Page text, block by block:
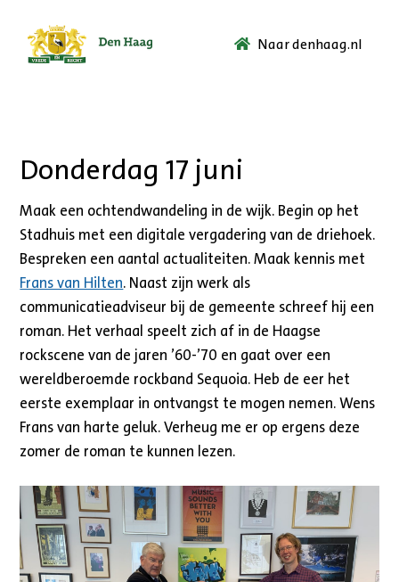
Ga
Naar denhaag.nl
Donderdag 17 juni
Maak een ochtendwandeling in de wijk. Begin op het
Stadhuis met een digitale vergadering van de driehoek.
Bespreken een aantal actualiteiten. Maak kennis met
Frans van Hilten. Naast zijn werk als
communicatieadviseur bij de gemeente schreef hij een
roman. Het verhaal speelt zich af in de Haagse
rockscene van de jaren ’60-’70 en gaat over een
wereldberoemde rockband Sequoia. Heb de eer het
eerste exemplaar in ontvangst te mogen nemen. Wens
Frans van harte geluk. Verheug me er op ergens deze
zomer de roman te kunnen lezen.